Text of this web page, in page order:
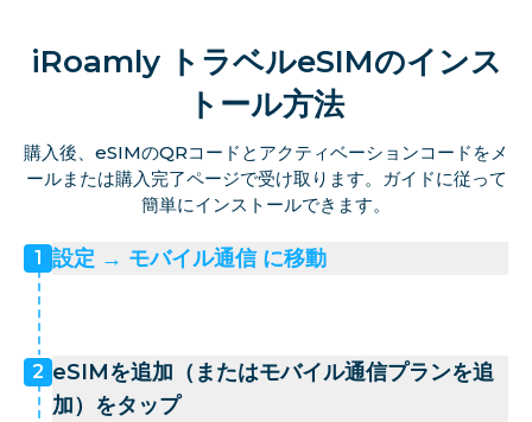
iRoamly トラベルeSIMのインス
トール方法
購入後、eSIMのQRコードとアクティベーションコードをメ
ールまたは購入完了ページで受け取ります。ガイドに従って
簡単にインストールできます。
1 設定 → モバイル通信 に移動
2 eSIMを追加（またはモバイル通信プランを追
加）をタップ